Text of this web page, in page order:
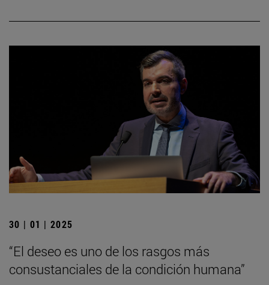
30 | 01 | 2025
“El deseo es uno de los rasgos más
consustanciales de la condición humana”